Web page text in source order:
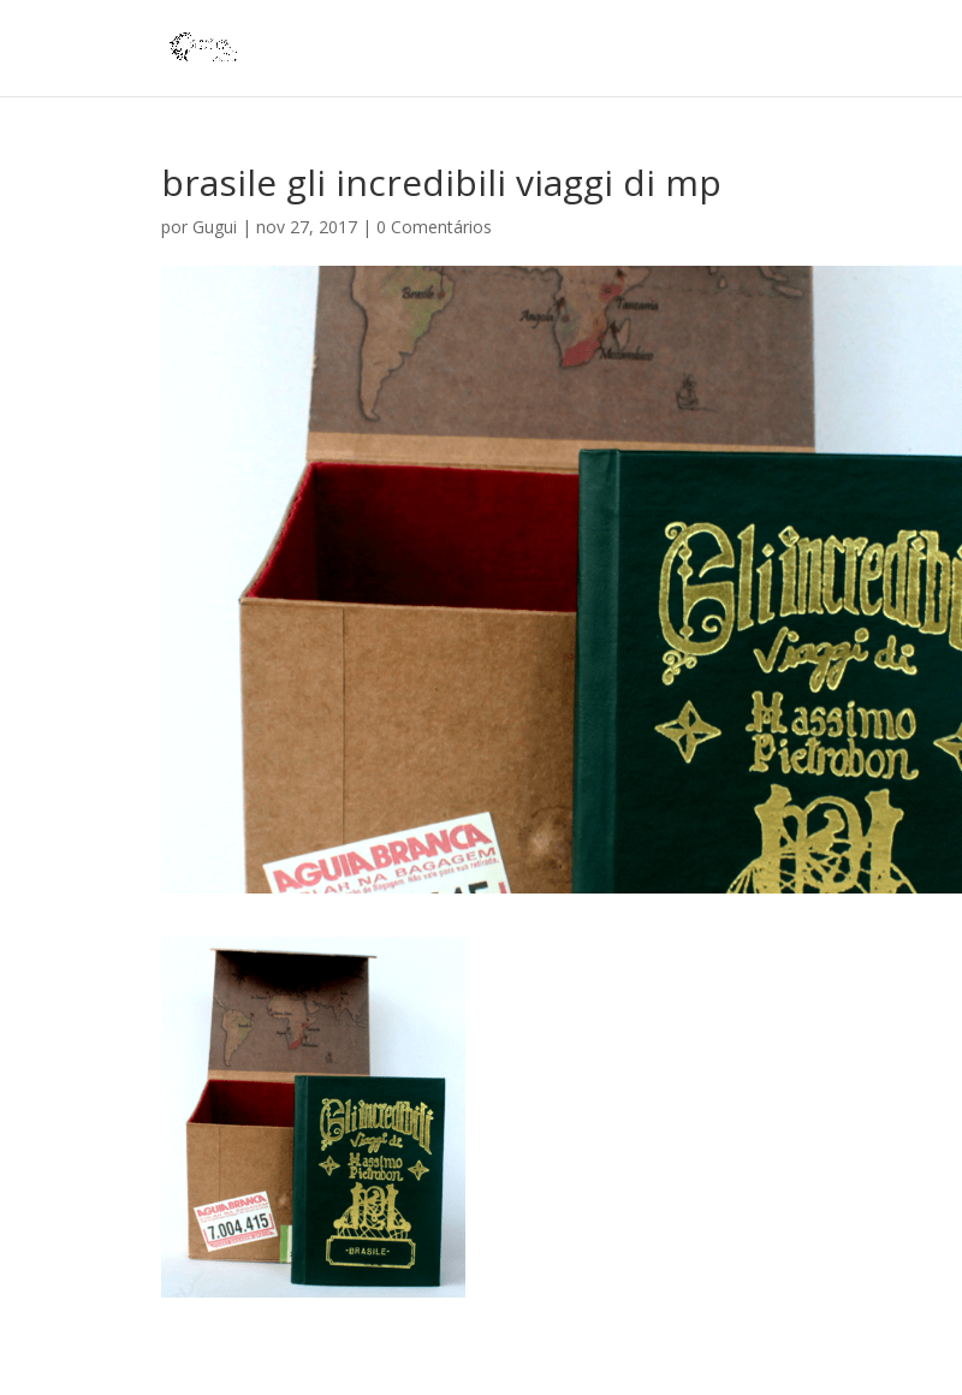
brasile gli incredibili viaggi di mp
por Gugui |nov 27, 2017 | 0 Comentários